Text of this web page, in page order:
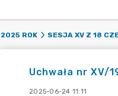
2025 ROK SESJA XV Z 18
Uchwała nr
2025-06-24 11:11